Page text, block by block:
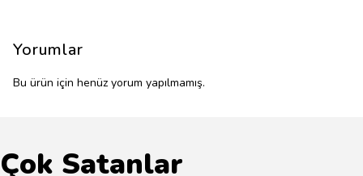
Yorumlar
Bu ürün için henüz yorum yapılmamış.
Çok Satanlar